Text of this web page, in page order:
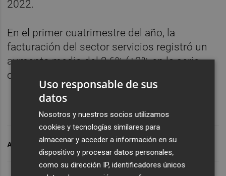
2022.
En el primer cuatrimestre del año, la
facturación del sector servicios registró un
aumento medio del 2,6% (+2% en la serie
corregida).
ARCHIVADO EN SERVICIOS SECTOR SERVICIOS
Uso responsable de sus
datos
Nosotros y nuestros socios utilizamos
cookies y tecnologías similares para
almacenar y acceder a información en su
dispositivo y procesar datos personales,
como su dirección IP, identificadores únicos